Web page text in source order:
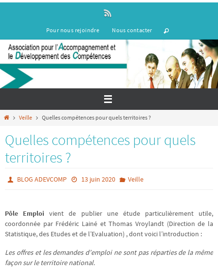
contenu
Pour nous rejoindre Nous contacter
HomeVeille Quelles compétences pour quels territoires ?
Quelles compétences pour quels
territoires ?
BLOG ADEVCOMP 13 juin 2020 Veille
Pôle Emploi vient de publier une étude particulièrement utile,
coordonnée par Frédéric Lainé et Thomas Vroylandt (Direction de la
Statistique, des Etudes et de l’Evaluation) , dont voici l’introduction :
Les offres et les demandes d’emploi ne sont pas réparties de la même
façon sur le territoire national.